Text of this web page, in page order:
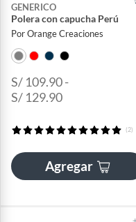
GENERICO
Polera con capucha Perú
Por Orange Creaciones
S/ 109.90 -
S/ 129.90
(2)
Agregar